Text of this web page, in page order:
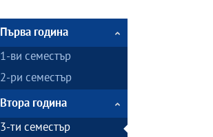
Първа година
1-ви семестър
2-ри семестър
Втора година
3-ти семестър